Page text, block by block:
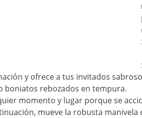
en cualquier cocina de
espacio. La seguridad ante
en espiral queda bien sujeta
sobre los que la unidad se
deliciosas patatas en
y ofrece a tus invitados
boniatos rebozados en tempura.
momento y lugar porque se
mueve la robusta